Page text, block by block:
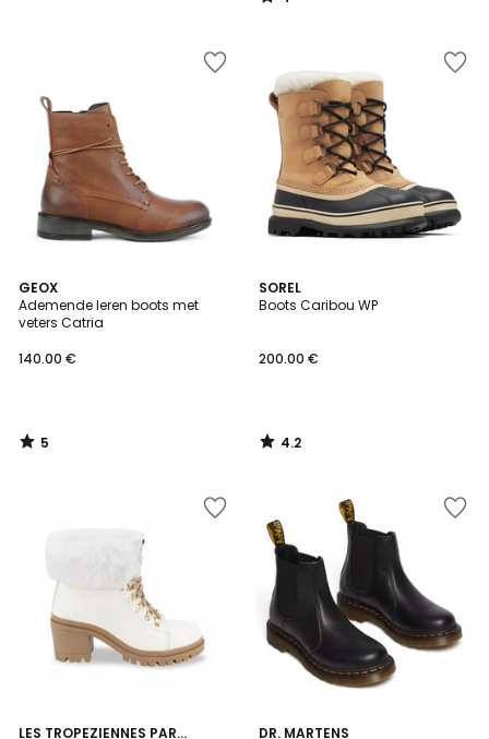
/
GEOX
Ademende leren boots met
veters Catria
140.00 €
5
/
5
5
/
SOREL
Boots Caribou WP
200.00 €
4.2
/ 5
4.2
/
LES TROPEZIENNES PAR
DR. MARTENS
4.6